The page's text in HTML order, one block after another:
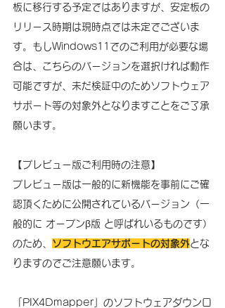
板に移行する予定ではありますが、安定板の
リリース時期は現時点では未定でございま
す。もしWindows11でのご利用が必要な場
合は、こちらのバージョンを選択ければ動作
可能ですが、未だ検証中のためソフトウェア
サポート等の対象外となりますことをご了承
願います。
【プレビュー版ご利用時の注意】
プレビュー版は一般的に新機能を事前にご確
認頂くために公開されているバージョン（一
般的に オープンβ版 と呼ばれいるものです）
のため、 ソフトウエアサポートの対象外とな
りますのでご注意願います。
「PIX4Dmapper」のソフトウェアダウンロ